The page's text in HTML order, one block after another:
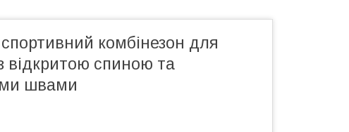
комбінезон для
відкритою спиною та
швами